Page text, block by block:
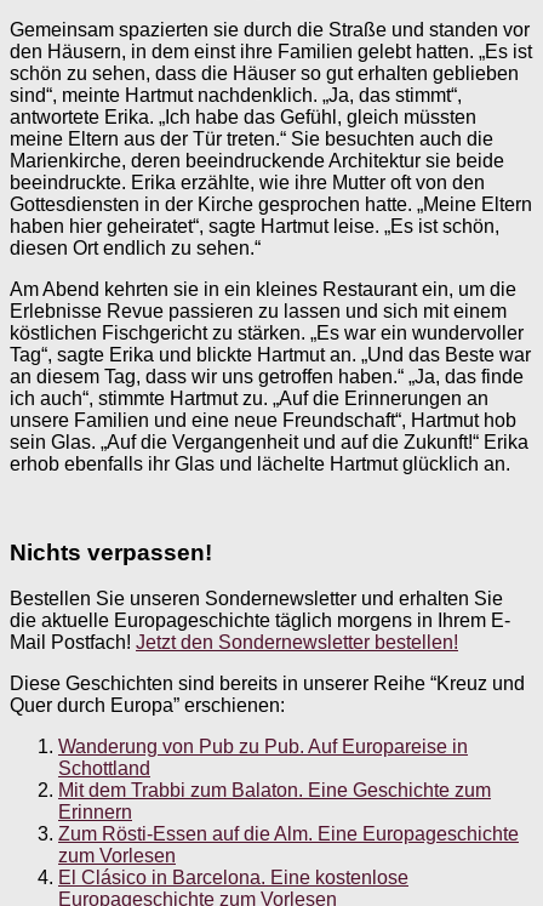
Gemeinsam spazierten sie durch die Straße und standen vor
den Häusern, in dem einst ihre Familien gelebt hatten. „Es ist
schön zu sehen, dass die Häuser so gut erhalten geblieben
sind“, meinte Hartmut nachdenklich. „Ja, das stimmt“,
antwortete Erika. „Ich habe das Gefühl, gleich müssten
meine Eltern aus der Tür treten.“ Sie besuchten auch die
Marienkirche, deren beeindruckende Architektur sie beide
beeindruckte. Erika erzählte, wie ihre Mutter oft von den
Gottesdiensten in der Kirche gesprochen hatte. „Meine Eltern
haben hier geheiratet“, sagte Hartmut leise. „Es ist schön,
diesen Ort endlich zu sehen.“
Am Abend kehrten sie in ein kleines Restaurant ein, um die
Erlebnisse Revue passieren zu lassen und sich mit einem
köstlichen Fischgericht zu stärken. „Es war ein wundervoller
Tag“, sagte Erika und blickte Hartmut an. „Und das Beste war
an diesem Tag, dass wir uns getroffen haben.“ „Ja, das finde
ich auch“, stimmte Hartmut zu. „Auf die Erinnerungen an
unsere Familien und eine neue Freundschaft“, Hartmut hob
sein Glas. „Auf die Vergangenheit und auf die Zukunft!“ Erika
erhob ebenfalls ihr Glas und lächelte Hartmut glücklich an.
Nichts verpassen!
Bestellen Sie unseren Sondernewsletter und erhalten Sie
die aktuelle Europageschichte täglich morgens in Ihrem E-
Mail Postfach! Jetzt den Sondernewsletter bestellen!
Diese Geschichten sind bereits in unserer Reihe “Kreuz und
Quer durch Europa” erschienen:
Wanderung von Pub zu Pub. Auf Europareise in
Schottland
Mit dem Trabbi zum Balaton. Eine Geschichte zum
Erinnern
Zum Rösti-Essen auf die Alm. Eine Europageschichte
zum Vorlesen
El Clásico in Barcelona. Eine kostenlose
Europageschichte zum Vorlesen